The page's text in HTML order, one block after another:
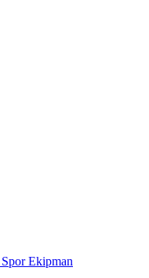
Spor Ekipman